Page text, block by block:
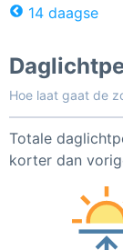
14 daagse
Hoe laat gaat de
Totale
korter dan